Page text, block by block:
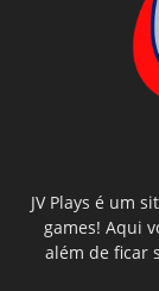
JV Plays é um
games! Aqui
além de ficar